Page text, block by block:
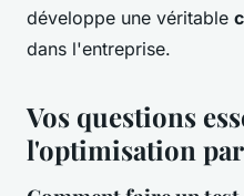
développe une véritable
dans l'entreprise.
Vos questions
l'optimisation